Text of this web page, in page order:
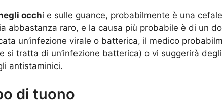
occhi e sulle guance, probabilmente è una
abbastanza raro, e la causa più probabile è di un
un’infezione virale o batterica, il medico
si tratta di un’infezione batterica) o vi suggerirà
antistaminici.
di tuono